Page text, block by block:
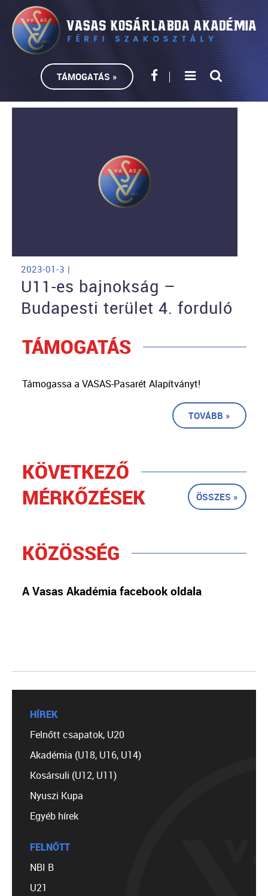
TÁMOGATÁS »
2023-01-3 |
U11-es bajnokság –
Budapesti terület 4. forduló
TÁMOGATÁS
Támogassa a VASAS-Pasarét Alapítványt!
TOVÁBB »
KÖVETKEZŐ
MÉRKŐZÉSEK
ÖSSZES »
KÖZÖSSÉG
A Vasas Akadémia facebook oldala
HÍREK
Felnőtt csapatok, U20
Akadémia (U18, U16, U14)
Kosársuli (U12, U11)
Nyuszi Kupa
Egyéb hírek
FELNŐTT
NBI B
U21